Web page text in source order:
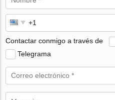
Contactar conmigo a través de
Telegrama